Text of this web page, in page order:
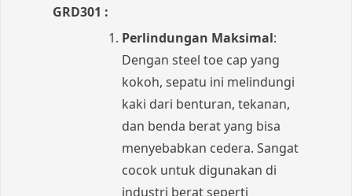
GRD301 :
Perlindungan Maksimal:
Dengan steel toe cap yang
kokoh, sepatu ini melindungi
kaki dari benturan, tekanan,
dan benda berat yang bisa
menyebabkan cedera. Sangat
cocok untuk digunakan di
industri berat seperti